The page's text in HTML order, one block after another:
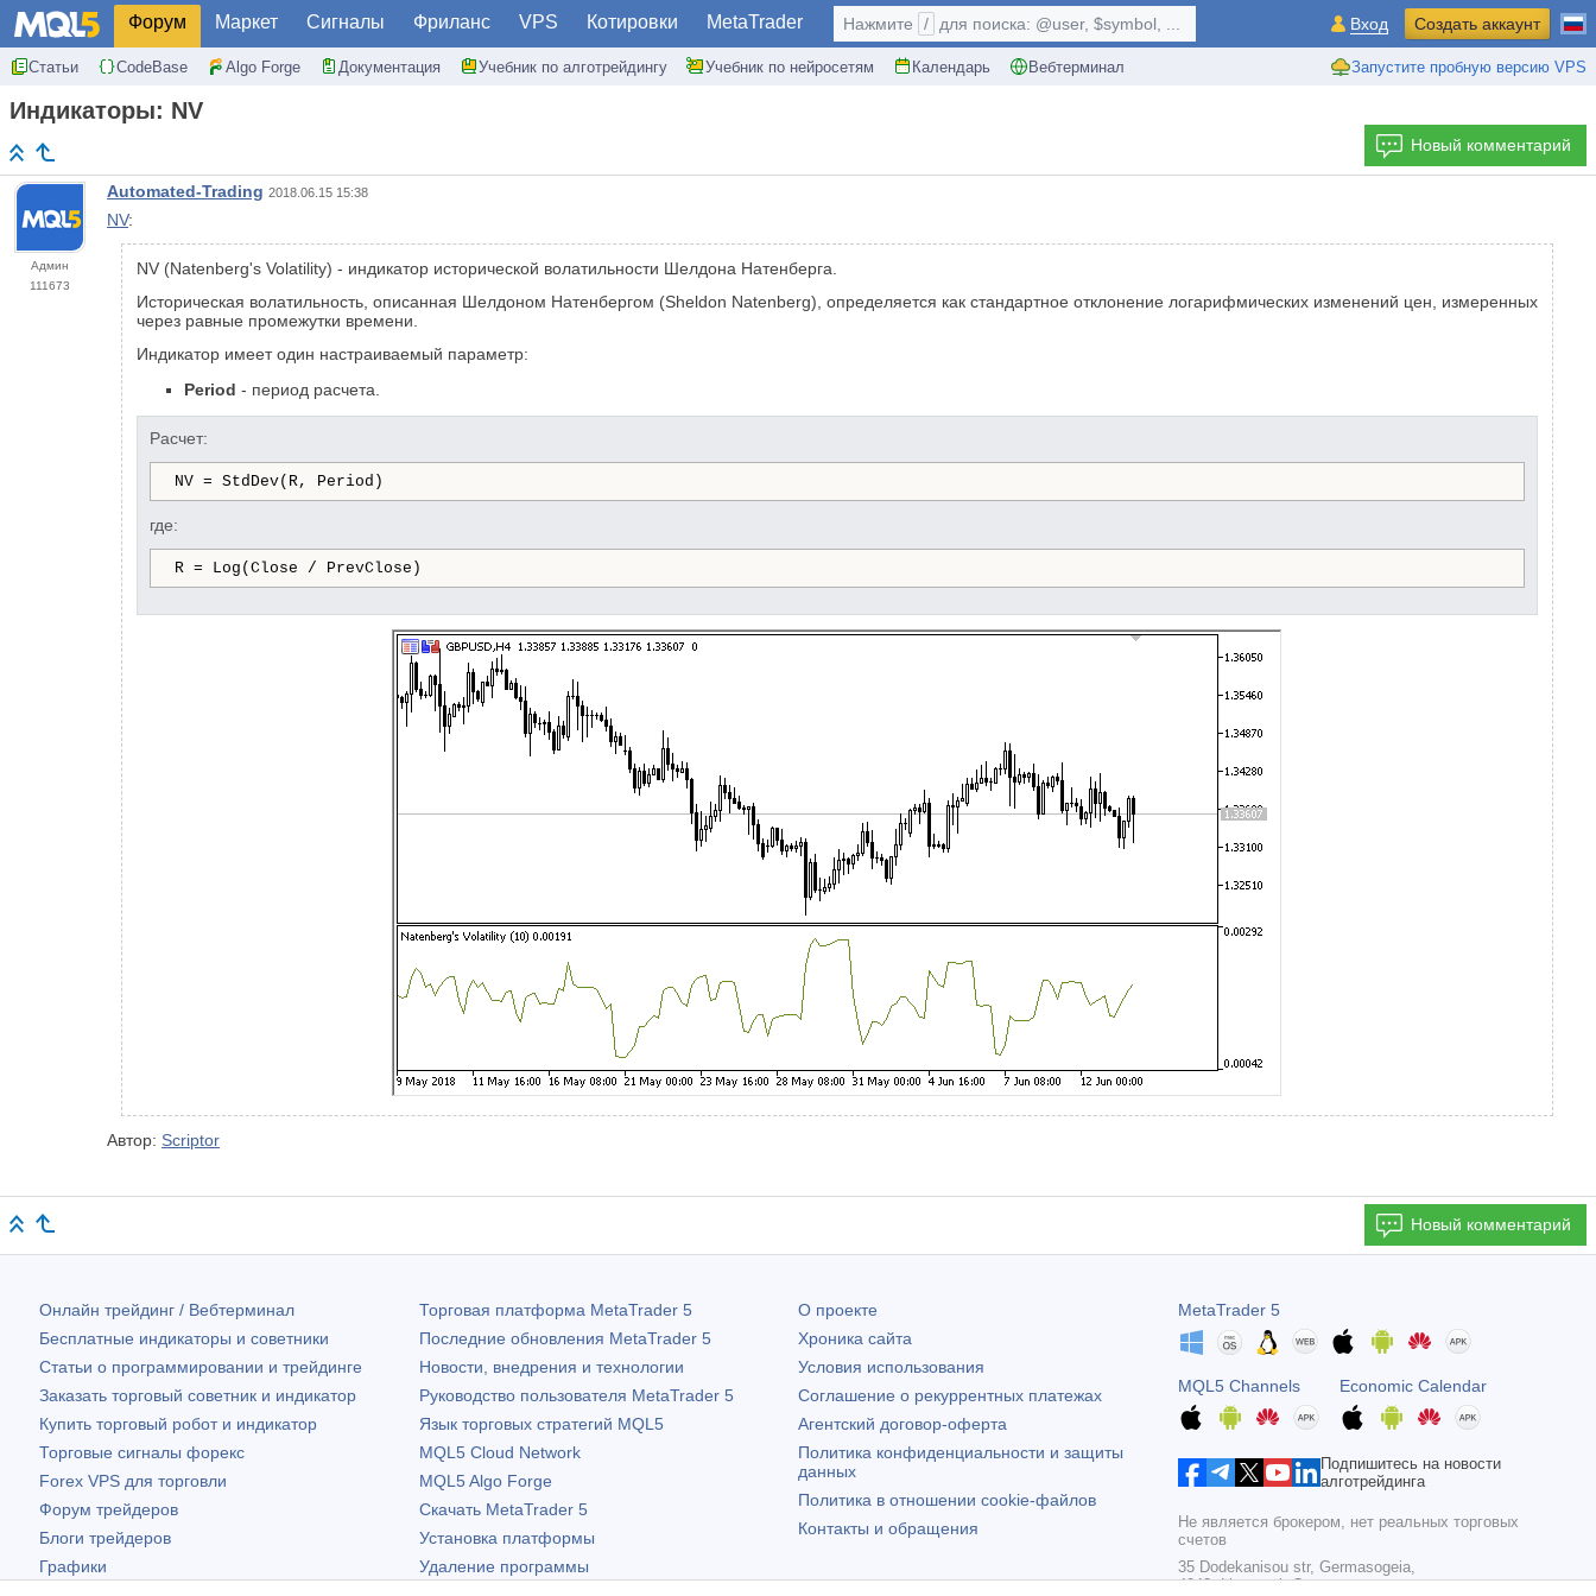
Форум Маркет Сигналы Фриланс VPS Котировки MetaTrader
Статьи CodeBase Algo Forge Документация Учебник по алготрейдингу Учебник по нейросетям Календарь Вебтерминал Запустите пробную версию VPS
Нажмите / для поиска: @user, $symbol, ... Вход Создать аккаунт
Индикаторы: NV
Новый комментарий
Админ
111673
Automated-Trading 2018.06.15 15:38
NV:
NV (Natenberg's Volatility) - индикатор исторической волатильности Шелдона Натенберга.
Историческая волатильность, описанная Шелдоном Натенбергом (Sheldon Natenberg), определяется как стандартное отклонение логарифмических изменений цен, измеренных
через равные промежутки времени.
Индикатор имеет один настраиваемый параметр:
Period - период расчета.
Расчет:
NV = StdDev(R, Period)
где:
R = Log(Close / PrevClose)
Автор: Scriptor
Новый комментарий
Онлайн трейдинг / Вебтерминал
Бесплатные индикаторы и советники
Статьи о программировании и трейдинге
Заказать торговый советник и индикатор
Купить торговый робот и индикатор
Торговые сигналы форекс
Forex VPS для торговли
Форум трейдеров
Блоги трейдеров
Графики
Торговая платформа MetaTrader 5
Последние обновления MetaTrader 5
Новости, внедрения и технологии
Руководство пользователя MetaTrader 5
Язык торговых стратегий MQL5
MQL5 Cloud Network
MQL5 Algo Forge
Скачать MetaTrader 5
Установка платформы
Удаление программы
О проекте
Хроника сайта
Условия использования
Соглашение о рекуррентных платежах
Агентский договор-оферта
Политика конфиденциальности и защиты
данных
Политика в отношении cookie-файлов
Контакты и обращения
MetaTrader 5
MQL5 Channels Economic Calendar
Подпишитесь на новости
алготрейдинга
Не является брокером, нет реальных торговых
счетов
35 Dodekanisou str, Germasogeia,
4043, Limassol, Cyprus